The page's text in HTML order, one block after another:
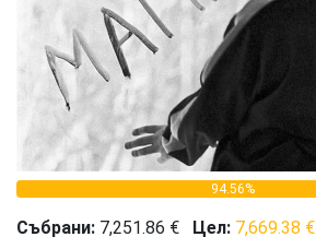
94.56%
Събрани: 7,251.86 € Цел: 7,669.38 €